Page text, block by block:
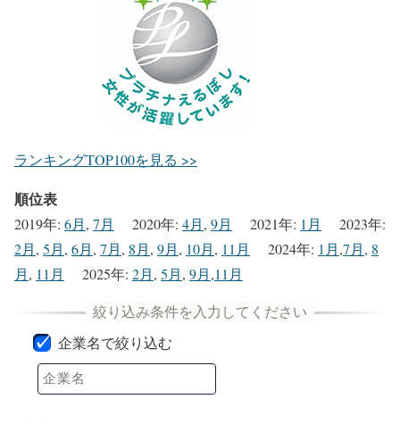
ランキングTOP100を見る >>
順位表
2019年: 6月, 7月 2020年: 4月, 9月 2021年: 1月 2023年:
2月, 5月, 6月, 7月, 8月, 9月, 10月, 11月 2024年: 1月,7月, 8
月, 11月 2025年: 2月, 5月, 9月,11月
企業名で絞り込む